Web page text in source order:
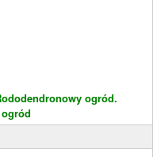
ogród.